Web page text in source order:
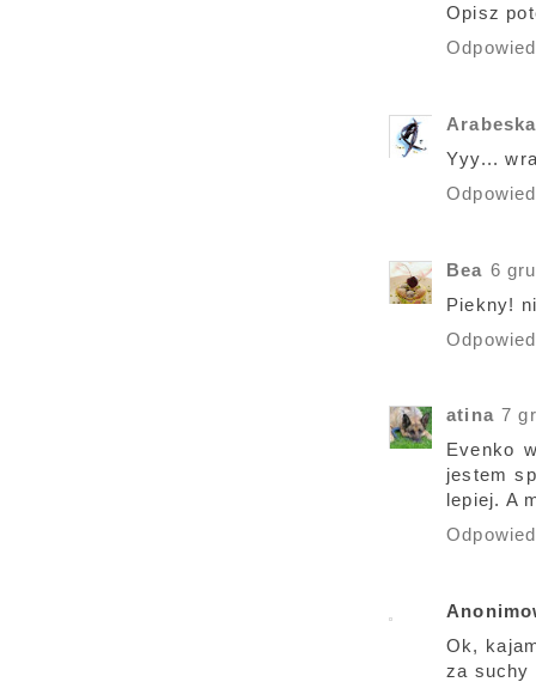
Opisz
Yyy...
Bea 6
Piekny!
atina 7
Evenko
jestem
lepiej. A
Ok,
za suchy